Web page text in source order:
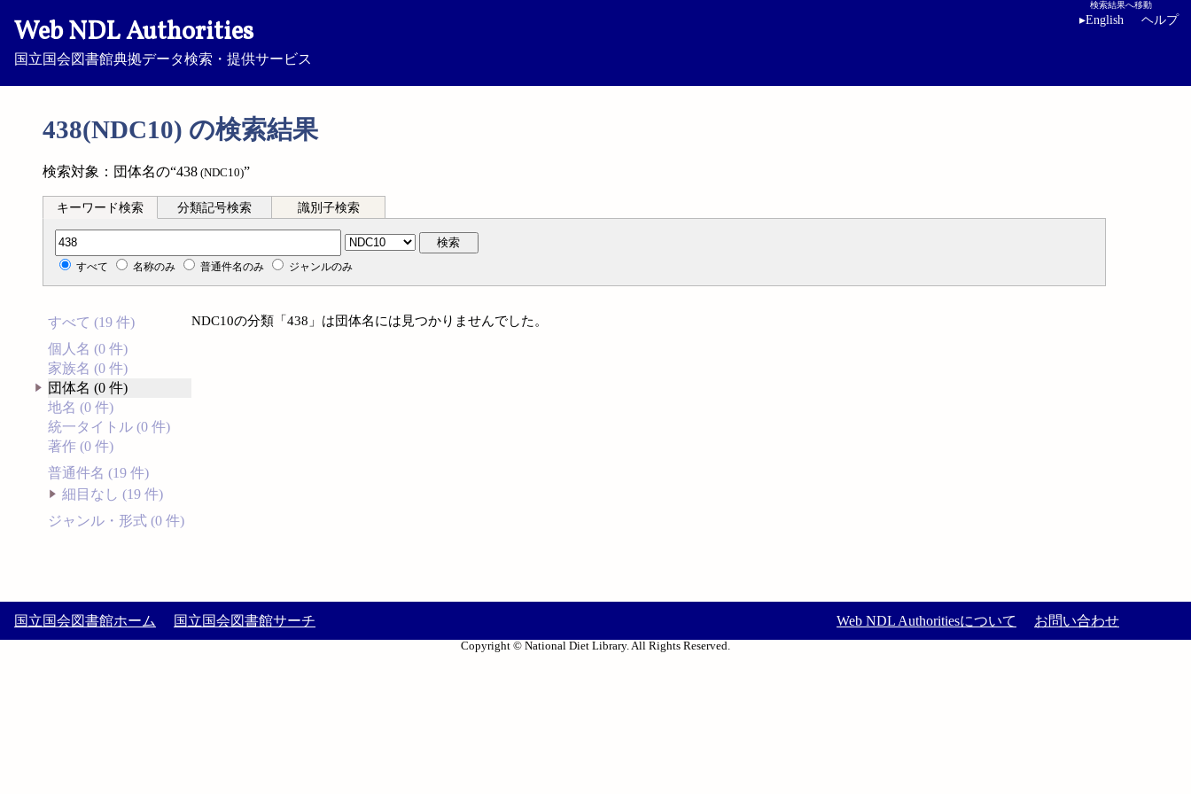
Web NDL Authorities
国立国会図書館典拠データ検索・提供サービス
検索結果へ移動
▸English ヘルプ
438(NDC10) の検索結果
検索対象：団体名の“438 (NDC10)”
キーワード検索 分類記号検索 識別子検索
分類記号検索 検索
すべて 名称のみ 普通件名のみ ジャンルのみ
すべて (19 件)
個人名 (0 件)
家族名 (0 件)
団体名 (0 件)
地名 (0 件)
統一タイトル (0 件)
著作 (0 件)
普通件名 (19 件)
細目なし (19 件)
ジャンル・形式 (0 件)
NDC10の分類「438」は団体名には見つかりませんでした。
国立国会図書館ホーム 国立国会図書館サーチ Web NDL Authoritiesについて お問い合わせ
Copyright © National Diet Library. All Rights Reserved.